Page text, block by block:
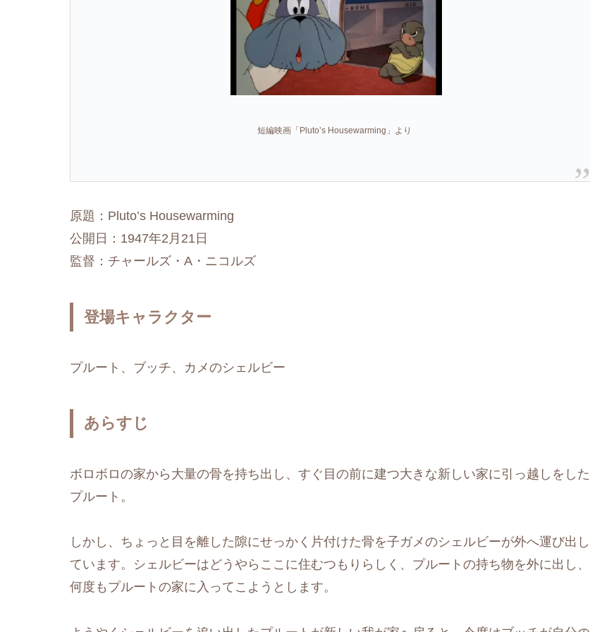
短編映画「Pluto’s Housewarming」より
原題：Pluto’s Housewarming
公開日：1947年2月21日
監督：チャールズ・A・ニコルズ
登場キャラクター
プルート、ブッチ、カメのシェルビー
あらすじ
ボロボロの家から大量の骨を持ち出し、すぐ目の前に建つ大きな新しい家に引っ越しをした
プルート。
しかし、ちょっと目を離した隙にせっかく片付けた骨を子ガメのシェルビーが外へ運び出し
ています。シェルビーはどうやらここに住むつもりらしく、プルートの持ち物を外に出し、
何度もプルートの家に入ってこようとします。